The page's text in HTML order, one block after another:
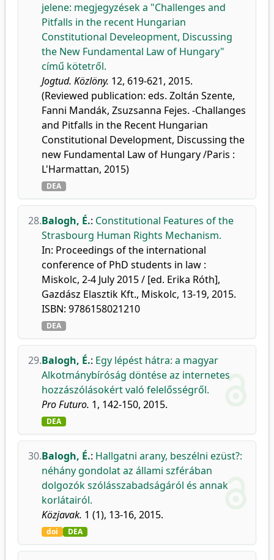
jelene: megjegyzések a "Challenges and
Pitfalls in the recent Hungarian
Constitutional Develeopment, Discussing
the New Fundamental Law of Hungary"
című kötetről.
Jogtud. Közlöny. 12, 619-621, 2015.
(Reviewed publication: eds. Zoltán Szente,
Fanni Mandák, Zsuzsanna Fejes. -Challanges
and Pitfalls in the Recent Hungarian
Constitutional Development, Discussing the
new Fundamental Law of Hungary /Paris :
L'Harmattan, 2015)
DEA
28.Balogh, É.: Constitutional Features of the
Strasbourg Human Rights Mechanism.
In: Proceedings of the international
conference of PhD students in law :
Miskolc, 2-4 July 2015 / [ed. Erika Róth],
Gazdász Elasztik Kft., Miskolc, 13-19, 2015.
ISBN: 9786158021210
DEA
29.Balogh, É.: Egy lépést hátra: a magyar
Alkotmánybíróság döntése az internetes
hozzászólásokért való felelősségről.
Pro Futuro. 1, 142-150, 2015.
DEA
30.Balogh, É.: Hallgatni arany, beszélni ezüst?:
néhány gondolat az állami szférában
dolgozók szólásszabadságáról és annak
korlátairól.
Közjavak. 1 (1), 13-16, 2015.
doi DEA